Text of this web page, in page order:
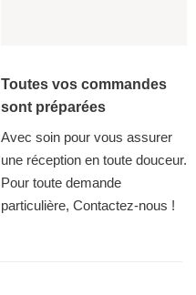
Toutes vos commandes
sont préparées
Avec soin pour vous assurer
une réception en toute douceur.
Pour toute demande
particulière, Contactez-nous !